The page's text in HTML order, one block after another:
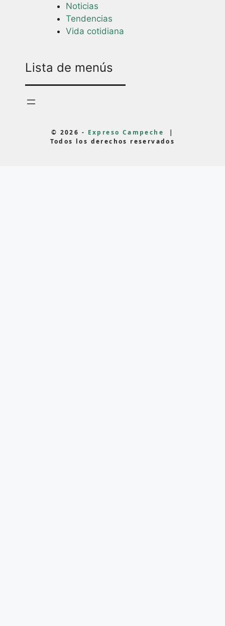
Noticias
Tendencias
Vida cotidiana
Lista de menús
© 2026 - Expreso Campeche
Todos los derechos reservados